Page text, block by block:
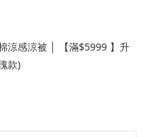
涼感涼被 │ 【滿$5999 】升
款)